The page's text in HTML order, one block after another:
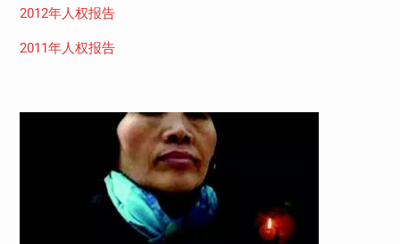
2012年人权报告
2011年人权报告